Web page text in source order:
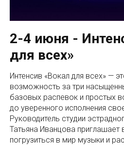
2-4 июня -
для всех»
Интенсив «Вокал для всех» —
возможность за три
базовых распевок и простых
до уверенного исполнения
Руководитель студии
Татьяна Иванцова
погрузиться в мир музыки и